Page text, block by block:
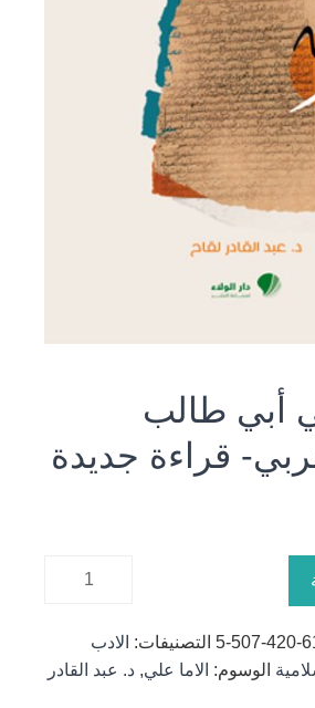
أبي طالب
قراءة جديدة
والنحو
العربي-
التصنيفات: الادب
الوسوم: الاما علي, د. عبد القادر